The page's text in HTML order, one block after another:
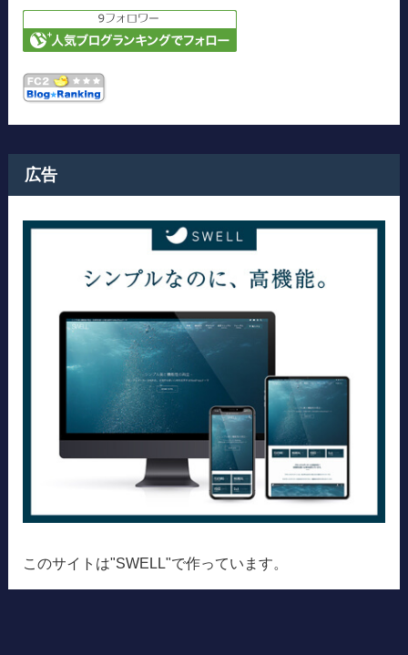
広告
このサイトは"SWELL"で作っています。